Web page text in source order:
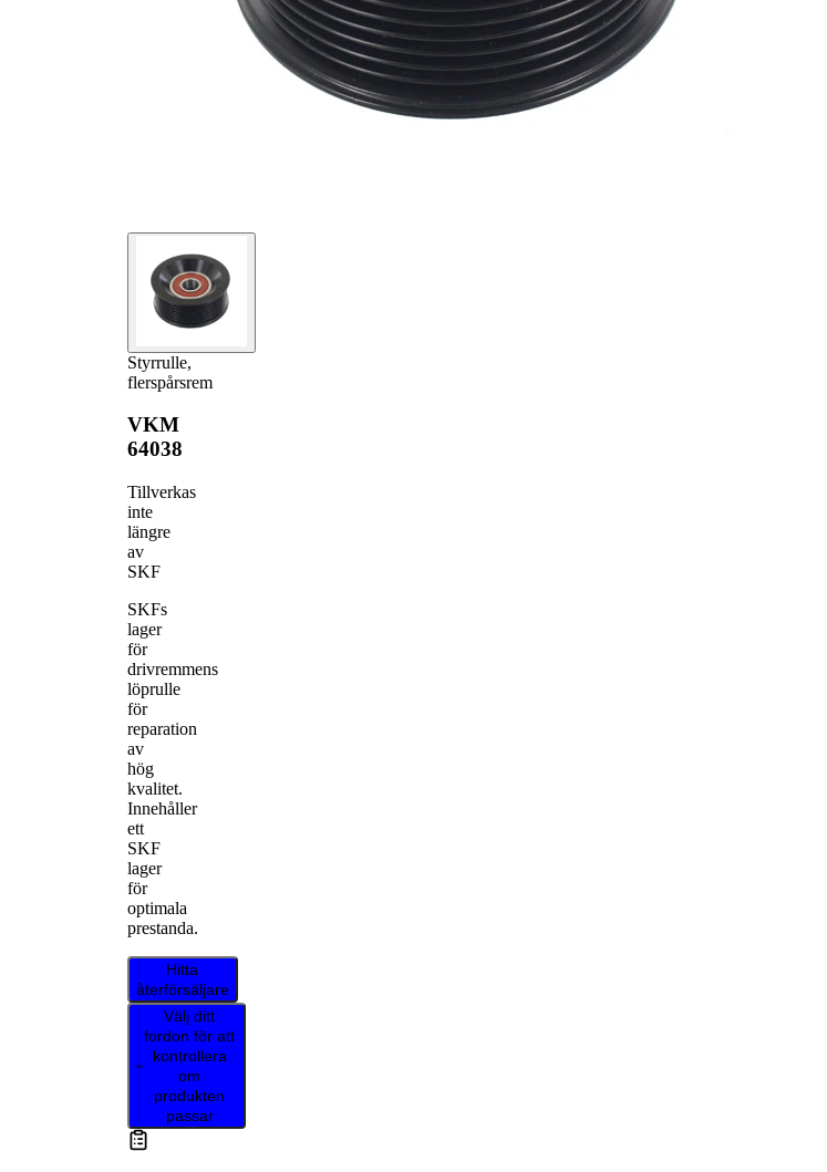
Styrrulle,
flerspårsrem
VKM
64038
Tillverkas
inte
längre
av
SKF
SKFs
lager
för
drivremmens
löprulle
för
reparation
av
hög
kvalitet.
Innehåller
ett
SKF
lager
för
optimala
prestanda.
Hitta
återförsäljare
Välj ditt
fordon för att
kontrollera
om
produkten
passar